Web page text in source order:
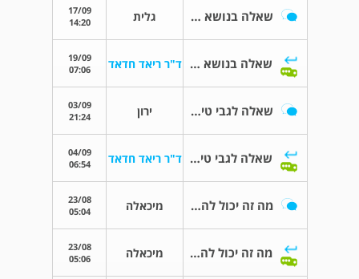
שאלה בנושא ניתוח כבד גלית
17/09
14:20
שאלה בנושא ניתוח כבד ד"ר ריאד חדאד
19/09
07:06
שאלה לגבי טיפול בננו נייף ירון
03/09
21:24
שאלה לגבי טיפול בננו נייף ד"ר ריאד חדאד
04/09
06:54
מה זה יכול להיות? מיכאלה
23/08
05:04
מה זה יכול להיות? מיכאלה
23/08
05:06